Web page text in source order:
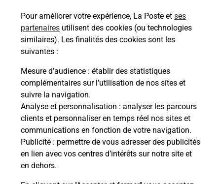
Pour améliorer votre expérience, La Poste et ses
partenaires utilisent des cookies (ou technologies
similaires). Les finalités des cookies sont les
suivantes :
Mesure d’audience : établir des statistiques
complémentaires sur l’utilisation de nos sites et
suivre la navigation.
Analyse et personnalisation : analyser les parcours
clients et personnaliser en temps réel nos sites et
communications en fonction de votre navigation.
Publicité : permettre de vous adresser des publicités
en lien avec vos centres d’intérêts sur notre site et
en dehors.
Route De Conde
02330 Courboin
Boîte aux lettres La Poste
Collecte du courrier aujourd'hui à 09h00
16 Rue Principale
02330 Courboin
Le lien s'ouvre dans un nouvel onglet